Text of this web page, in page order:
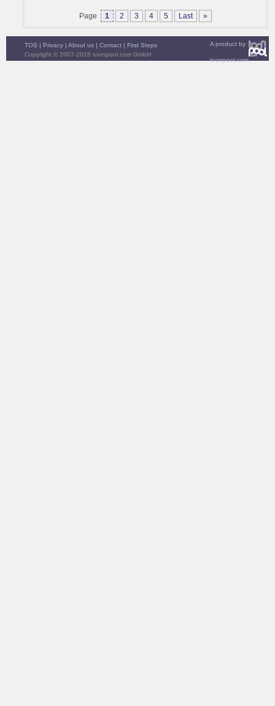
Page 1 2 3 4 5 Last »
A product by
toonpool.com
TOS | Privacy | About us | Contact | First Steps
Copyright © 2007-2026 toonpool.com GmbH